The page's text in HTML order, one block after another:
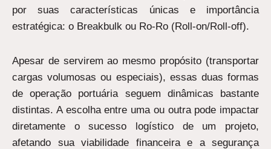
por suas características únicas e importância
estratégica: o Breakbulk ou Ro-Ro (Roll-on/Roll-off).
Apesar de servirem ao mesmo propósito (transportar
cargas volumosas ou especiais), essas duas formas
de operação portuária seguem dinâmicas bastante
distintas. A escolha entre uma ou outra pode impactar
diretamente o sucesso logístico de um projeto,
afetando sua viabilidade financeira e a segurança